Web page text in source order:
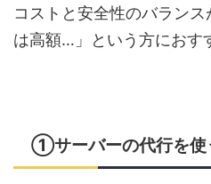
コストと安全性のバラン
は高額…」という方におす
①サーバーの代行を使